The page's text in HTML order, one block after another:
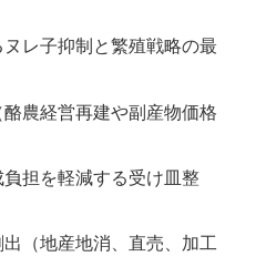
レ子抑制と繁殖戦略の最
農経営再建や副産物価格
担を軽減する受け皿整
出（地産地消、直売、加工